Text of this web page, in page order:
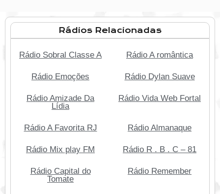
Rádios Relacionadas
Rádio Sobral Classe A Rádio A romântica
Rádio Emoções Rádio Dylan Suave
Rádio Amizade Da
Lídia
Rádio Vida Web Fortal
Rádio A Favorita RJ Rádio Almanaque
Rádio Mix play FM Rádio R . B . C – 81
Rádio Capital do
Tomate
Rádio Remember